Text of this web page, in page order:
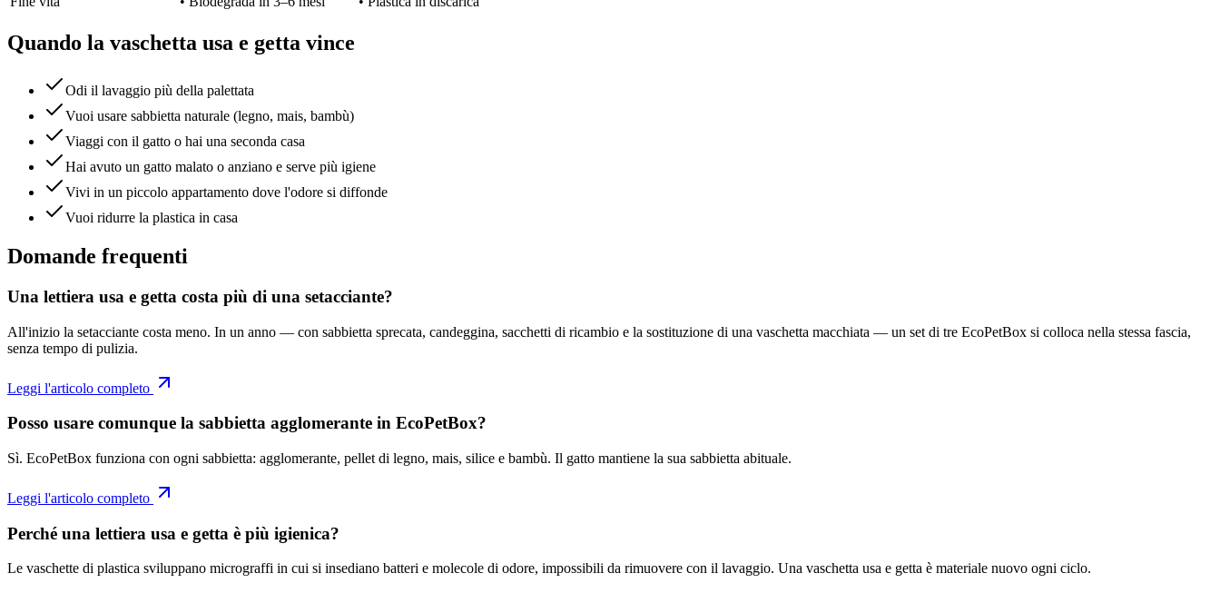
Quando la vaschetta usa e getta vince
Odi il lavaggio più della palettata
Vuoi usare sabbietta naturale (legno, mais, bambù)
Viaggi con il gatto o hai una seconda casa
Hai avuto un gatto malato o anziano e serve più igiene
Vivi in un piccolo appartamento dove l'odore si diffonde
Vuoi ridurre la plastica in casa
Domande frequenti
Una lettiera usa e getta costa più di una setacciante?
All'inizio la setacciante costa meno. In un anno — con sabbietta sprecata, candeggina, sacchetti di ricambio e la sostituzione di una vaschetta macchiata — un set di tre EcoPetBox si colloca nella stessa fascia,
senza tempo di pulizia.
Leggi l'articolo completo
Posso usare comunque la sabbietta agglomerante in EcoPetBox?
Sì. EcoPetBox funziona con ogni sabbietta: agglomerante, pellet di legno, mais, silice e bambù. Il gatto mantiene la sua sabbietta abituale.
Leggi l'articolo completo
Perché una lettiera usa e getta è più igienica?
Le vaschette di plastica sviluppano micrograffi in cui si insediano batteri e molecole di odore, impossibili da rimuovere con il lavaggio. Una vaschetta usa e getta è materiale nuovo ogni ciclo.